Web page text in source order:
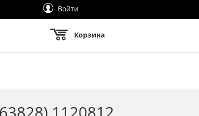
Войти
Корзина